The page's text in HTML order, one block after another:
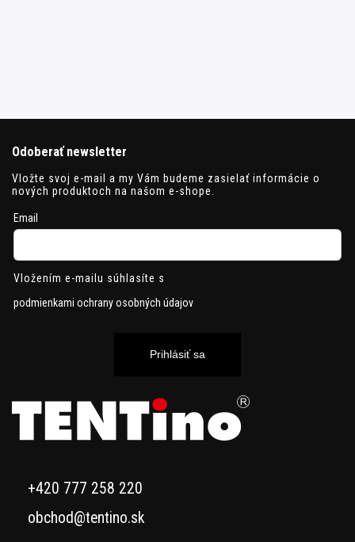
Odoberať newsletter
Vložte svoj e-mail a my Vám budeme zasielať informácie o
nových produktoch na našom e-shope.
Email
Vložením e-mailu súhlasíte s
podmienkami ochrany osobných údajov
Prihlásiť sa
+420 777 258 220
obchod@tentino.sk